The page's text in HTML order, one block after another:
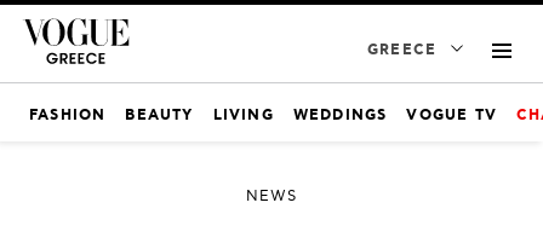
GREECE
FASHION BEAUTY LIVING WEDDINGS VOGUE TV
NEWS